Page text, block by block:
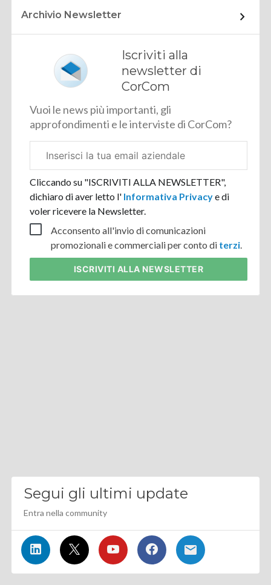
Archivio Newsletter
Iscriviti alla
newsletter di
CorCom
Vuoi le news più importanti, gli
approfondimenti e le interviste di CorCom?
aziendale
Cliccando su "ISCRIVITI ALLA NEWSLETTER",
dichiaro di aver letto l' Informativa Privacye di
voler ricevere la Newsletter.
Acconsento all'invio di comunicazioni
promozionali e commerciali per conto di terzi.
ISCRIVITI ALLA NEWSLETTER
Segui gli ultimi update
Entra nella community